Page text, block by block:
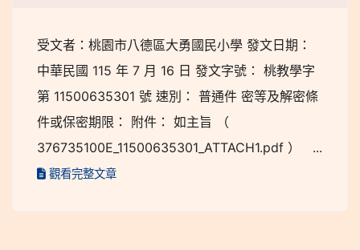
受文者：桃園市八德區大勇國民小學 發文日期：
中華民國 115 年 7 月 16 日 發文字號： 桃教學字
第 11500635301 號 速別： 普通件 密等及解密條
件或保密期限： 附件： 如主旨 （
376735100E_11500635301_ATTACH1.pdf ） ...
觀看完整文章